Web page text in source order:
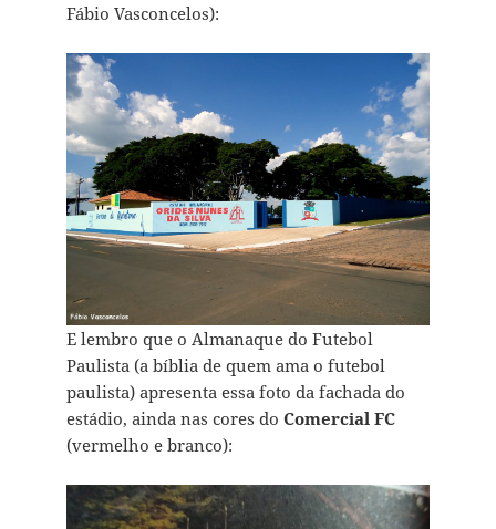
Fábio Vasconcelos):
E lembro que o Almanaque do Futebol
Paulista (a bíblia de quem ama o futebol
paulista) apresenta essa foto da fachada do
estádio, ainda nas cores do Comercial FC
(vermelho e branco):